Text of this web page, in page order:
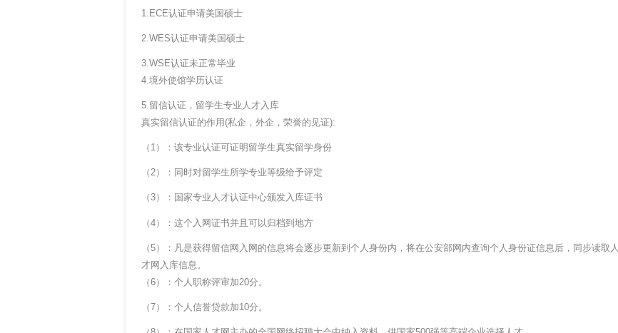
1.ECE认证申请美国硕士
2.WES认证申请美国硕士
3.WSE认证未正常毕业
4.境外使馆学历认证
5.留信认证，留学生专业人才入库
真实留信认证的作用(私企，外企，荣誉的见证):
（1）：该专业认证可证明留学生真实留学身份
（2）：同时对留学生所学专业等级给予评定
（3）：国家专业人才认证中心颁发入库证书
（4）：这个入网证书并且可以归档到地方
（5）：凡是获得留信网入网的信息将会逐步更新到个人身份内，将在公安部网内查询个人身份证信息后，同步读取人
才网入库信息。
（6）：个人职称评审加20分。
（7）：个人信誉贷款加10分。